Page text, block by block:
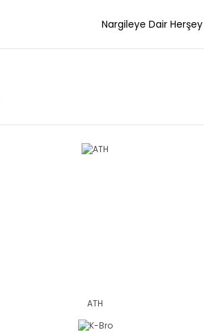
Nargileye Dair Herşey
ATH